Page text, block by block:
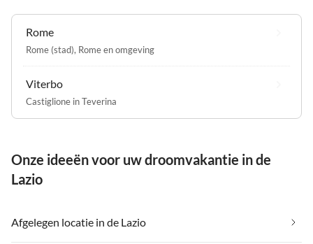
Rome
Rome (stad), Rome en omgeving
Viterbo
Castiglione in Teverina
Onze ideeën voor uw droomvakantie in de
Lazio
Afgelegen locatie in de Lazio